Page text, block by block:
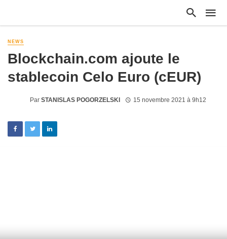
NEWS
Blockchain.com ajoute le
stablecoin Celo Euro (cEUR)
Par STANISLAS POGORZELSKI 15 novembre 2021 à 9h12